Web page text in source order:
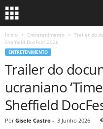
Início Entretenimento
Trailer do
Sheffield DocFest 2026
ENTRETENIMENTO
Trailer do
ucraniano
Sheffield
Por Gisele Castro - 3 Junho 2026